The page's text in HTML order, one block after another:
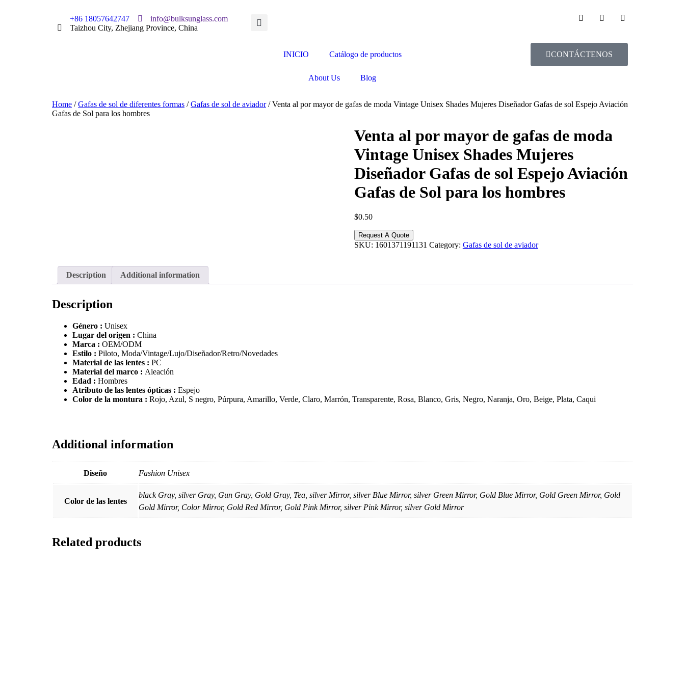
+86 18057642747
info@bulksunglass.com
Taizhou City, Zhejiang Province, China
INICIO Catálogo de productos
About Us Blog
CONTÁCTENOS
Home /Gafas de sol de diferentes formas /Gafas de sol de aviador/ Venta al por mayor de gafas de moda Vintage Unisex Shades Mujeres Diseñador Gafas de sol Espejo Aviación
Gafas de Sol para los hombres
Venta al por mayor de gafas de moda
Vintage Unisex Shades Mujeres
Diseñador Gafas de sol Espejo Aviación
Gafas de Sol para los hombres
$0.50
Request A Quote
SKU: 1601371191131 Category: Gafas de sol de aviador
Description Additional information
Description
Género : Unisex
Lugar del origen : China
Marca : OEM/ODM
Estilo : Piloto, Moda/Vintage/Lujo/Diseñador/Retro/Novedades
Material de las lentes : PC
Material del marco : Aleación
Edad : Hombres
Atributo de las lentes ópticas : Espejo
Color de la montura : Rojo, Azul, S negro, Púrpura, Amarillo, Verde, Claro, Marrón, Transparente, Rosa, Blanco, Gris, Negro, Naranja, Oro, Beige, Plata, Caqui
Additional information
Diseño Fashion Unisex
Color de las lentes
black Gray, silver Gray, Gun Gray, Gold Gray, Tea, silver Mirror, silver Blue Mirror, silver Green Mirror, Gold Blue Mirror, Gold Green Mirror, Gold
Gold Mirror, Color Mirror, Gold Red Mirror, Gold Pink Mirror, silver Pink Mirror, silver Gold Mirror
Related products